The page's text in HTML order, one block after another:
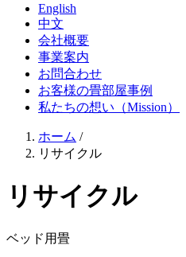
English
中文
会社概要
事業案内
お問合わせ
お客様の畳部屋事例
私たちの想い（Mission）
ホーム /
リサイクル
リサイクル
ベッド用畳